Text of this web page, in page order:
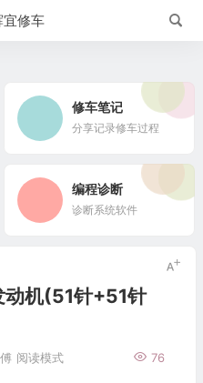
宜修车
修车笔记
分享记录修车过程
编程诊断
诊断系统软件
机(51针+51针
76
阅读模式